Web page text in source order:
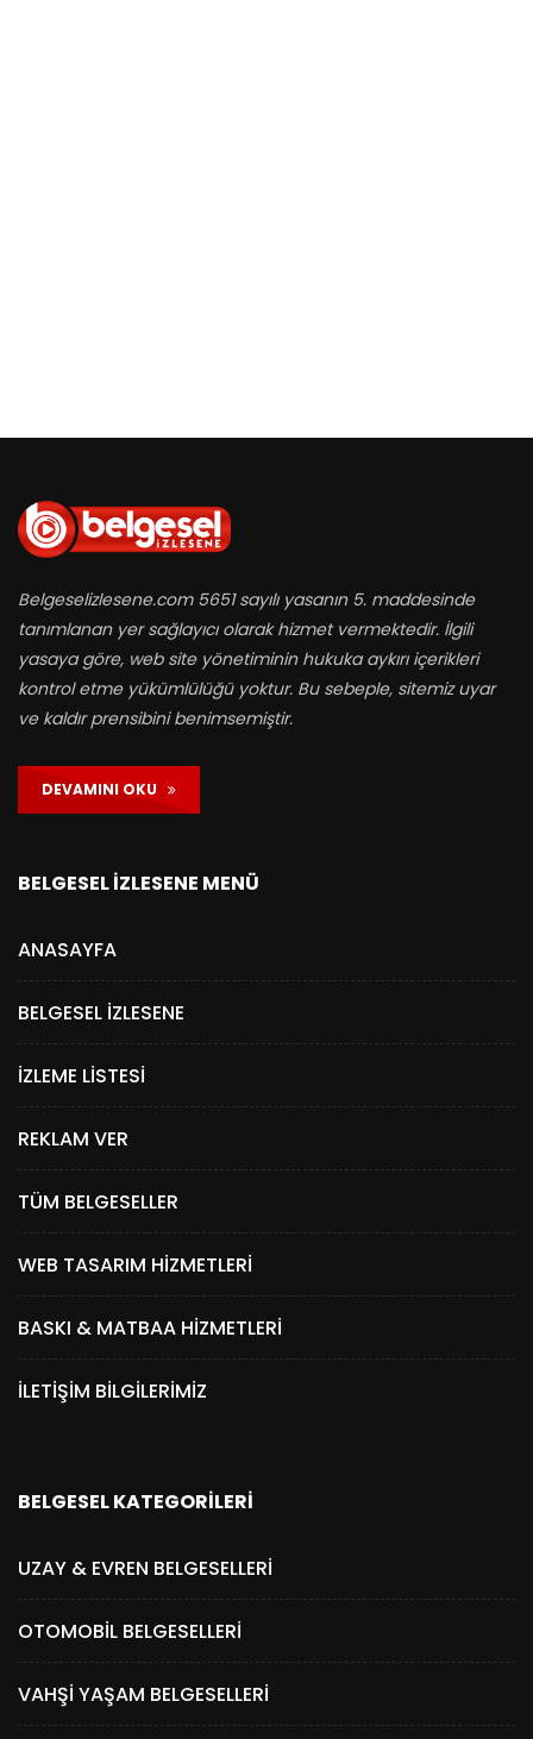
Belgeselizlesene.com 5651 sayılı yasanın 5. maddesinde
tanımlanan yer sağlayıcı olarak hizmet vermektedir. İlgili
yasaya göre, web site yönetiminin hukuka aykırı içerikleri
kontrol etme yükümlülüğü yoktur. Bu sebeple, sitemiz uyar
ve kaldır prensibini benimsemiştir.
DEVAMINI OKU
BELGESEL İZLESENE MENÜ
ANASAYFA
BELGESEL İZLESENE
İZLEME LISTESI
REKLAM VER
TÜM BELGESELLER
WEB TASARIM HIZMETLERI
BASKI & MATBAA HIZMETLERI
İLETIŞIM BILGILERIMIZ
BELGESEL KATEGORILERI
UZAY & EVREN BELGESELLERI
OTOMOBIL BELGESELLERI
VAHŞI YAŞAM BELGESELLERI